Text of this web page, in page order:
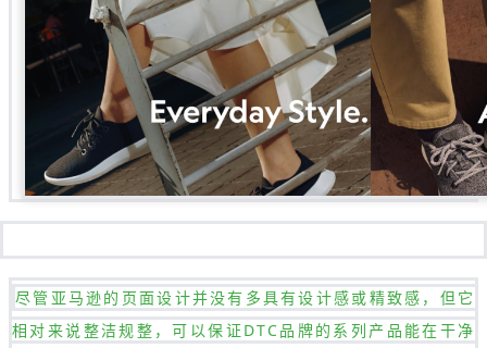
尽管亚马逊的页面设计并没有多具有设计感或精致感，但它
相对来说整洁规整，可以保证DTC品牌的系列产品能在干净